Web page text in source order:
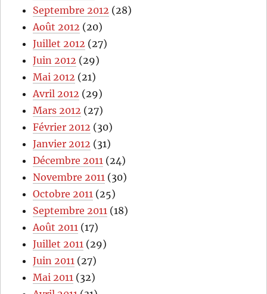
Septembre 2012 (28)
Août 2012 (20)
Juillet 2012 (27)
Juin 2012 (29)
Mai 2012 (21)
Avril 2012 (29)
Mars 2012 (27)
Février 2012 (30)
Janvier 2012 (31)
Décembre 2011 (24)
Novembre 2011 (30)
Octobre 2011 (25)
Septembre 2011 (18)
Août 2011 (17)
Juillet 2011 (29)
Juin 2011 (27)
Mai 2011 (32)